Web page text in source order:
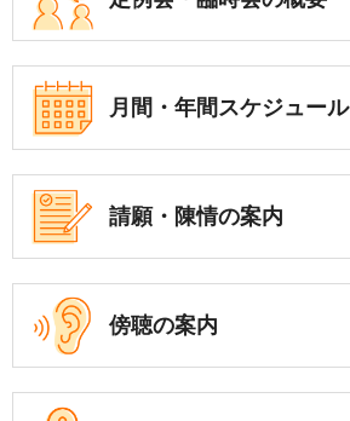
月間・年間スケジュール
請願・陳情の案内
傍聴の案内